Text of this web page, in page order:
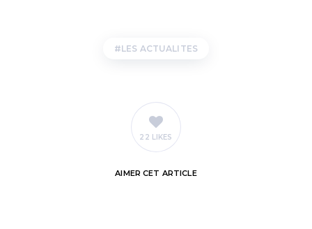
LES ACTUALITES
22 LIKES
AIMER CET ARTICLE